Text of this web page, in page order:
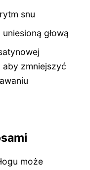
snu
głową
zmniejszyć
może